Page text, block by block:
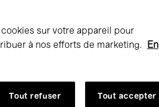
Bozar
sur votre appareil pour
à nos efforts de marketing.
En
Tout refuser Tout accepter